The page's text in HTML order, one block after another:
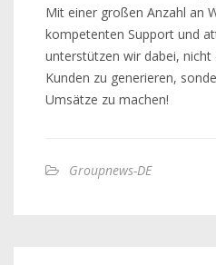
Mit einer großen Anzahl an
kompetenten Support und
unterstützen wir dabei, nicht
Kunden zu generieren,
Umsätze zu machen!
Groupnews-DE